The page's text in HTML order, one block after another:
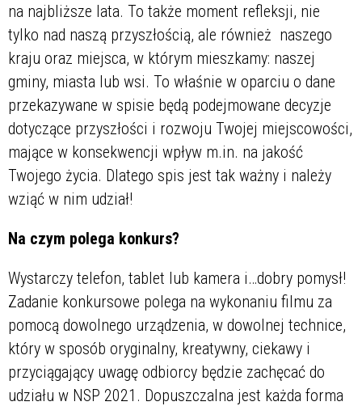
na najbliższe lata. To także moment refleksji, nie
tylko nad naszą przyszłością, ale również naszego
kraju oraz miejsca, w którym mieszkamy: naszej
gminy, miasta lub wsi. To właśnie w oparciu o dane
przekazywane w spisie będą podejmowane decyzje
dotyczące przyszłości i rozwoju Twojej miejscowości,
mające w konsekwencji wpływ m.in. na jakość
Twojego życia. Dlatego spis jest tak ważny i należy
wziąć w nim udział!
Na czym polega konkurs?
Wystarczy telefon, tablet lub kamera i…dobry pomysł!
Zadanie konkursowe polega na wykonaniu filmu za
pomocą dowolnego urządzenia, w dowolnej technice,
który w sposób oryginalny, kreatywny, ciekawy i
przyciągający uwagę odbiorcy będzie zachęcać do
udziału w NSP 2021. Dopuszczalna jest każda forma